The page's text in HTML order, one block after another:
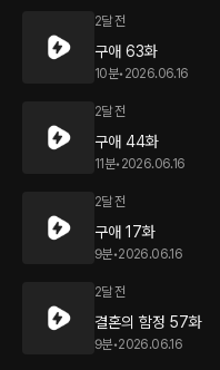
2달 전
구애 63화
10분• 2026.06.16
2달 전
구애 44화
11분• 2026.06.16
2달 전
구애 17화
9분•2026.06.16
2달 전
결혼의 함정 57화
9분•2026.06.16